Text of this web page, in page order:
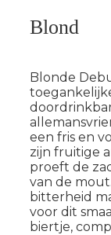
Blond
Blonde
een fris en
zijn fruitige
proeft de
van de
bitterheid
voor dit
biertje,